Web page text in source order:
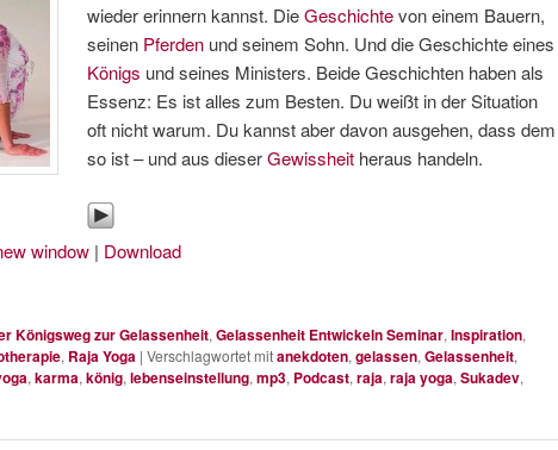
wieder erinnern kannst. DieGeschichtevon einem Bauern,
seinen Pferden und seinem Sohn. Und die Geschichte eines
Königs und seines Ministers. Beide Geschichten haben als
Essenz: Es ist alles zum Besten. Du weißt in der Situation
oft nicht warum. Du kannst aber davon ausgehen, dass dem
so ist – und aus dieserGewissheit heraus handeln.
window | Download
Königsweg zur Gelassenheit, Gelassenheit Entwickeln Seminar, Inspiration,
, Raja Yoga | Verschlagwortet mitanekdoten, gelassen, Gelassenheit,
, karma, könig, lebenseinstellung, mp3, Podcast, raja, raja yoga, Sukadev,